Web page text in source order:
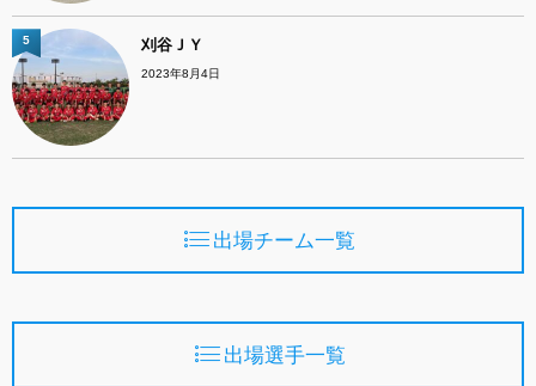
刈谷ＪＹ
2023年8月4日
5
出場チーム一覧
出場選手一覧